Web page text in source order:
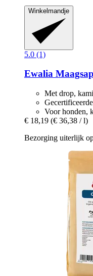
Winkelmandje
5.0 (1)
Ewalia
Met drop,
Voor honden,
€ 18,19 (€ 36,38 / l)
Bezorging uiterlijk